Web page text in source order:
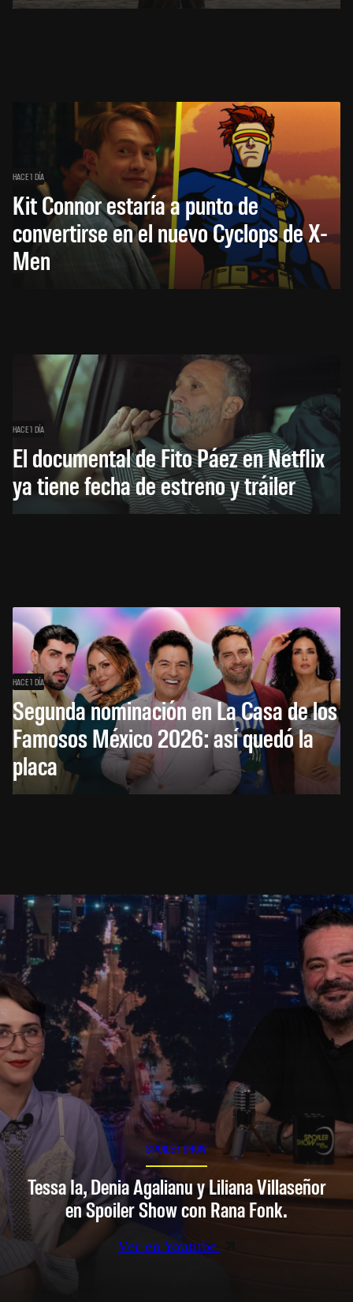
HACE 1 DÍA
Kit Connor estaría a punto de
convertirse en el nuevo Cyclops de X-
Men
HACE 1 DÍA
El documental de Fito Páez en Netflix
ya tiene fecha de estreno y tráiler
HACE 1 DÍA
Segunda nominación en La Casa de los
Famosos México 2026: así quedó la
placa
SPOILER SHOW
Tessa Ia, Denia Agalianu y Liliana Villaseñor
en Spoiler Show con Rana Fonk.
Ver en Youtube